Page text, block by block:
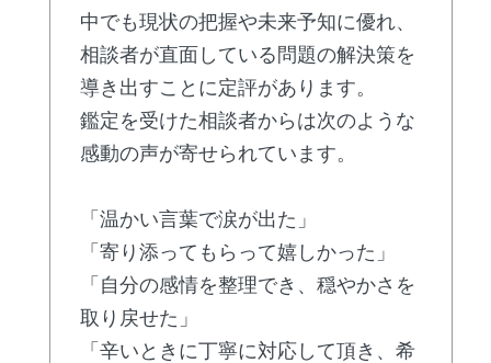
中でも現状の把握や未来予知に優れ、
相談者が直面している問題の解決策を
導き出すことに定評があります。
鑑定を受けた相談者からは次のような
感動の声が寄せられています。
「温かい言葉で涙が出た」
「寄り添ってもらって嬉しかった」
「自分の感情を整理でき、穏やかさを
取り戻せた」
「辛いときに丁寧に対応して頂き、希